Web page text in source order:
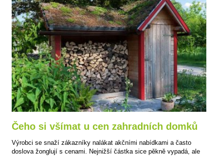
Čeho si všímat u cen zahradních domků
Výrobci se snaží zákazníky nalákat akčními nabídkami a často
doslova žonglují s cenami. Nejnižší částka sice pěkně vypadá, ale